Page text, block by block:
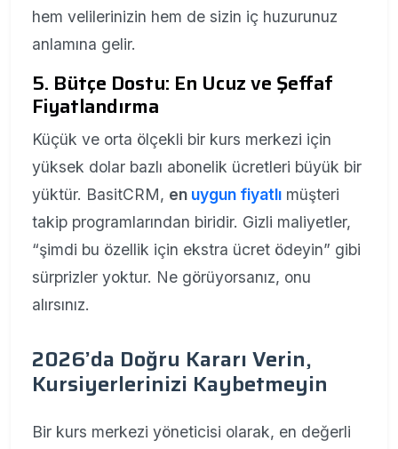
hem velilerinizin hem de sizin iç huzurunuz
anlamına gelir.
5. Bütçe Dostu: En Ucuz ve Şeffaf
Fiyatlandırma
Küçük ve orta ölçekli bir kurs merkezi için
yüksek dolar bazlı abonelik ücretleri büyük bir
yüktür. BasitCRM, en uygun fiyatlı müşteri
takip programlarından biridir. Gizli maliyetler,
“şimdi bu özellik için ekstra ücret ödeyin” gibi
sürprizler yoktur. Ne görüyorsanız, onu
alırsınız.
2026’da Doğru Kararı Verin,
Kursiyerlerinizi Kaybetmeyin
Bir kurs merkezi yöneticisi olarak, en değerli